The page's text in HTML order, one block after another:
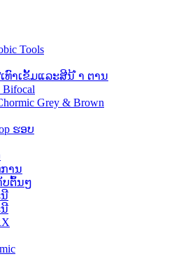
Tools
ທົາເຂັ້ມແລະສີນ້ ຳ ຕານ
Grey & Brown
ຮອບ
ານ
ບຕົ້ນໆ
ນີ
ນີ